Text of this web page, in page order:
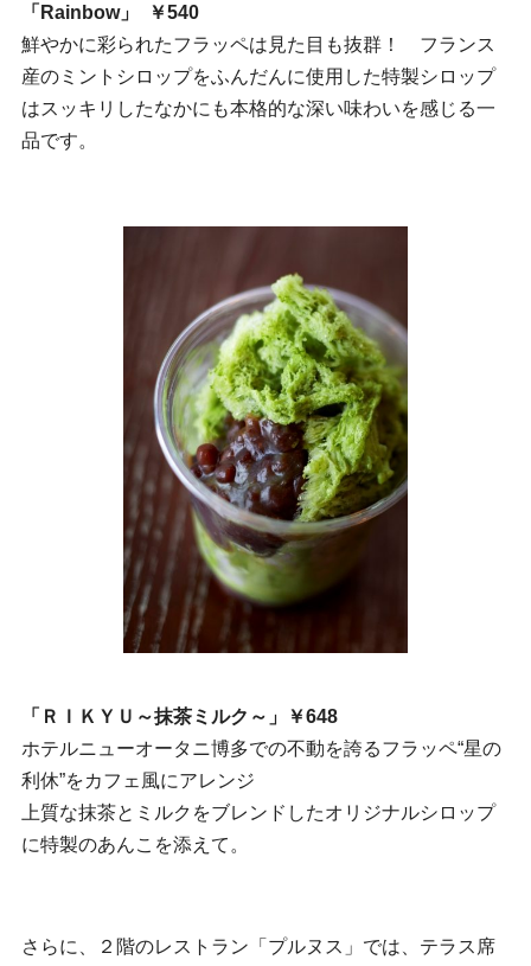
「Rainbow」 ￥540
鮮やかに彩られたフラッペは見た目も抜群！ フランス
産のミントシロップをふんだんに使用した特製シロップ
はスッキリしたなかにも本格的な深い味わいを感じる一
品です。
「ＲＩＫＹＵ～抹茶ミルク～」￥648
ホテルニューオータニ博多での不動を誇るフラッペ“星の
利休”をカフェ風にアレンジ
上質な抹茶とミルクをブレンドしたオリジナルシロップ
に特製のあんこを添えて。
さらに、２階のレストラン「プルヌス」では、テラス席